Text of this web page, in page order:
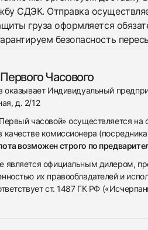
СДЭК. Отправка
груза оформляется
безопасность
Часового
оказывает Индивидуальный
д. 2/12
часовой» осуществляется
комиссионера
возможен строго по
является официальным дилером,
их правообладателей и
ст. 1487 ГК РФ